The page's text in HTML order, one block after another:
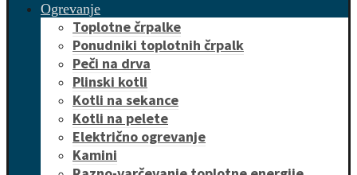
Ogrevanje
Toplotne črpalke
Ponudniki toplotnih črpalk
Peči na drva
Plinski kotli
Kotli na sekance
Kotli na pelete
Električno ogrevanje
Kamini